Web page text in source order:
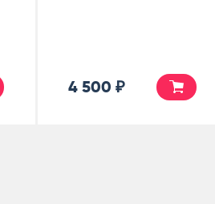
4 500 ₽